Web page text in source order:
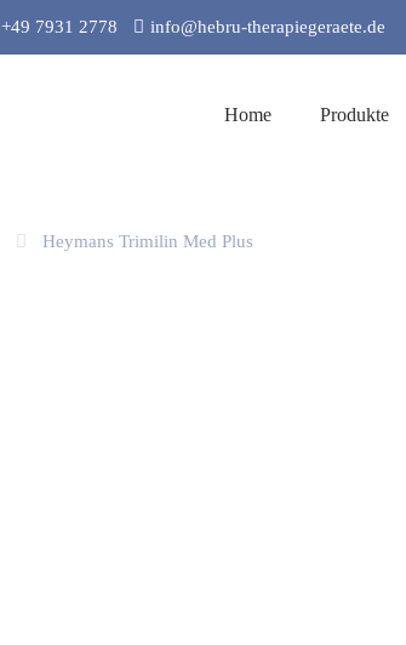
+49 7931 2778 info@hebru-therapiegeraete.de
Home Produkte
Heymans Trimilin Med Plus